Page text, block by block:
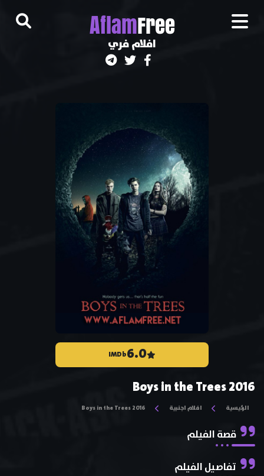
AflamFree
افلام فري
6.0
IMDb
Boys in the Trees 2016
الرئيسية افلام اجنبية Boys in the Trees 2016
قصة الفيلم
تفاصيل الفيلم